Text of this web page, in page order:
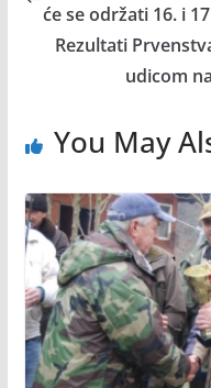
će se održati 16. i
Rezultati
udicom
You May